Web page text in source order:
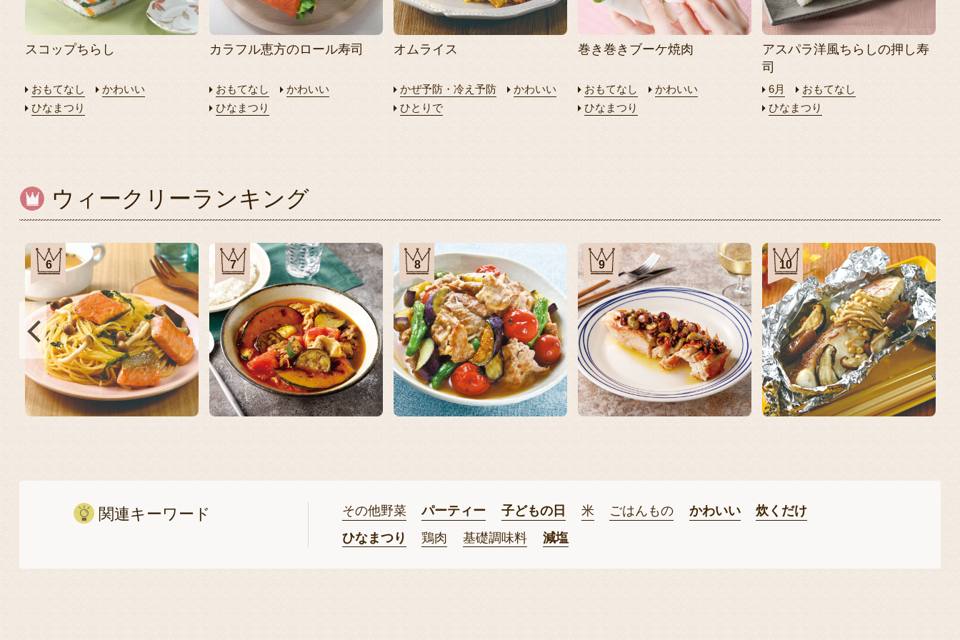
スコップちらし
おもてなし
かわいい
ひなまつり
カラフル恵方のロール寿司
おもてなし
かわいい
ひなまつり
オムライス
かぜ予防・冷え予防
かわいい
ひとりで
巻き巻きブーケ焼肉
おもてなし
かわいい
ひなまつり
アスパラ洋風ちらしの押し寿
司
6月
おもてなし
ひなまつり
ウィークリーランキング
6 7 8 9 10
関連キーワード その他野菜 パーティー 子どもの日 米 ごはんもの かわいい
炊くだけ
ひなまつり
鶏肉 基礎調味料 減塩